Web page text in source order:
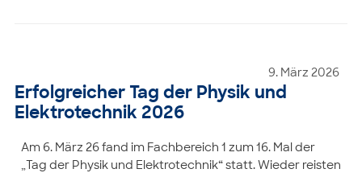
9. März 2026
Erfolgreicher Tag der Physik und
Elektrotechnik 2026
Am 6. März 26 fand im Fachbereich 1 zum 16. Mal der
„Tag der Physik und Elektrotechnik“ statt. Wieder reisten